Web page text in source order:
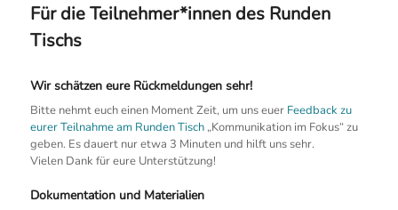
Für die Teilnehmer*innen des Runden
Tischs
Wir schätzen eure Rückmeldungen sehr!
Bitte nehmt euch einen Moment Zeit, um uns euer Feedback zu
eurer Teilnahme am Runden Tisch„Kommunikation im Fokus“ zu
geben. Es dauert nur etwa 3 Minuten und hilft uns sehr.
Vielen Dank für eure Unterstützung!
Dokumentation und Materialien